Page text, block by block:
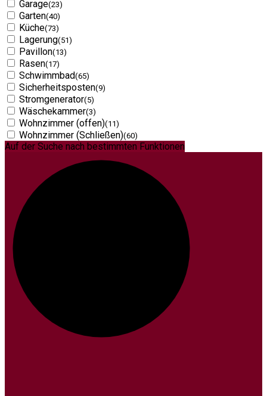
Garage(23)
Garten(40)
Küche(73)
Lagerung(51)
Pavillon(13)
Rasen(17)
Schwimmbad(65)
Sicherheitsposten(9)
Stromgenerator(5)
Wäschekammer(3)
Wohnzimmer (offen)(11)
Wohnzimmer (Schließen)(60)
Auf der Suche nach bestimmten Funktionen